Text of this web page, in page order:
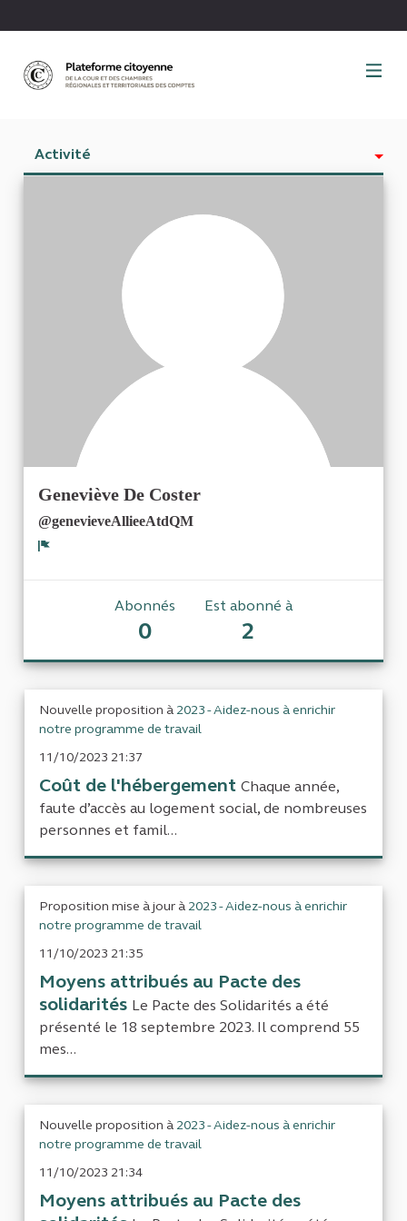
Activité
Geneviève De Coster
@genevieveAllieeAtdQM
Abonnés
0
Est abonné à
2
Nouvelle proposition à2023 - Aidez-nous à enrichir
notre programme de travail
11/10/2023 21:37
Coût de l'hébergement Chaque année,
faute d’accès au logement social, de nombreuses
personnes et famil...
Proposition mise à jour à2023 - Aidez-nous à enrichir
notre programme de travail
11/10/2023 21:35
Moyens attribués au Pacte des
solidarités Le Pacte des Solidarités a été
présenté le 18 septembre 2023. Il comprend 55
mes...
Nouvelle proposition à2023 - Aidez-nous à enrichir
notre programme de travail
11/10/2023 21:34
Moyens attribués au Pacte des